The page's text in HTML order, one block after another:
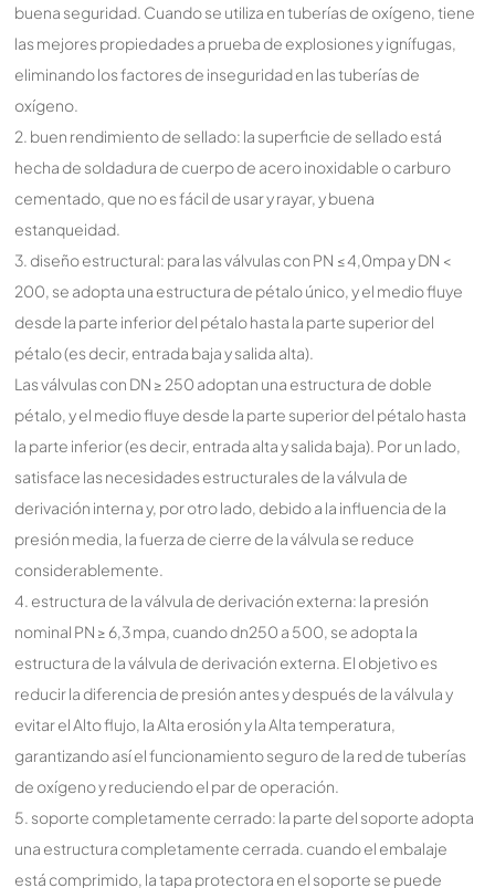
buena seguridad. Cuando se utiliza en tuberías de oxígeno, tiene
las mejores propiedades a prueba de explosiones y ignífugas,
eliminando los factores de inseguridad en las tuberías de
oxígeno.
2. buen rendimiento de sellado: la superficie de sellado está
hecha de soldadura de cuerpo de acero inoxidable o carburo
cementado, que no es fácil de usar y rayar, y buena
estanqueidad.
3. diseño estructural: para las válvulas con PN ≤ 4,0mpa y DN <
200, se adopta una estructura de pétalo único, y el medio fluye
desde la parte inferior del pétalo hasta la parte superior del
pétalo (es decir, entrada baja y salida alta).
Las válvulas con DN ≥ 250 adoptan una estructura de doble
pétalo, y el medio fluye desde la parte superior del pétalo hasta
la parte inferior (es decir, entrada alta y salida baja). Por un lado,
satisface las necesidades estructurales de la válvula de
derivación interna y, por otro lado, debido a la influencia de la
presión media, la fuerza de cierre de la válvula se reduce
considerablemente.
4. estructura de la válvula de derivación externa: la presión
nominal PN ≥ 6,3 mpa, cuando dn250 a 500, se adopta la
estructura de la válvula de derivación externa. El objetivo es
reducir la diferencia de presión antes y después de la válvula y
evitar el Alto flujo, la Alta erosión y la Alta temperatura,
garantizando así el funcionamiento seguro de la red de tuberías
de oxígeno y reduciendo el par de operación.
5. soporte completamente cerrado: la parte del soporte adopta
una estructura completamente cerrada. cuando el embalaje
está comprimido, la tapa protectora en el soporte se puede